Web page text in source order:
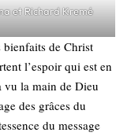
et Richard Kremé
bienfaits de Christ
l’espoir qui est en
vu la main de Dieu
des grâces du
du message